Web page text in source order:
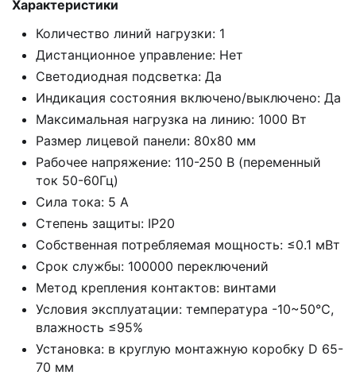
Характеристики
Количество линий нагрузки: 1
Дистанционное управление: Нет
Светодиодная подсветка: Да
Индикация состояния включено/выключено: Да
Максимальная нагрузка на линию: 1000 Вт
Размер лицевой панели: 80х80 мм
Рабочее напряжение: 110-250 В (переменный
ток 50-60Гц)
Сила тока: 5 А
Степень защиты: IP20
Собственная потребляемая мощность: ≤0.1 мВт
Срок службы: 100000 переключений
Метод крепления контактов: винтами
Условия эксплуатации: температура -10~50℃,
влажность ≤95%
Установка: в круглую монтажную коробку D 65-
70 мм